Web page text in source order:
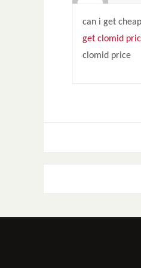
can i get
get clomid
clomid price